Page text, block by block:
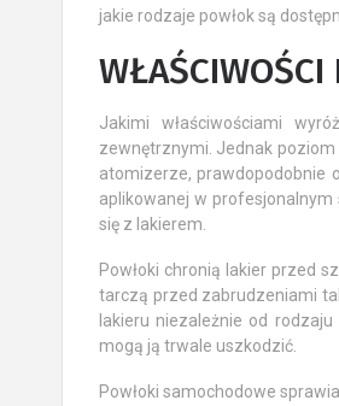
jakie rodzaje powłok są
WŁAŚCIWOŚCI
Jakimi właściwościami
zewnętrznymi. Jednak poziom
atomizerze, prawdopodobnie
aplikowanej w
się z lakierem.
Powłoki chronią lakier przed
tarczą przed zabrudzeniami
lakieru niezależnie od
mogą ją trwale uszkodzić.
Powłoki samochodowe
entuzjastów